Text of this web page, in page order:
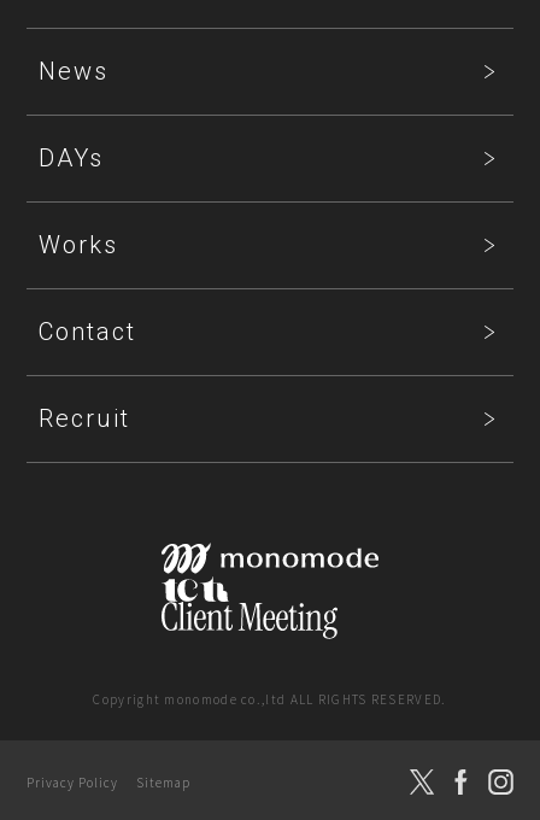
News
DAYs
Works
Contact
Recruit
Copyright monomode co.,ltd ALL RIGHTS RESERVED.
Privacy Policy Sitemap